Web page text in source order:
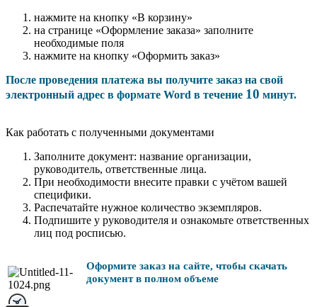
нажмите на кнопку «В корзину»
на странице «Оформление заказа» заполните
необходимые поля
нажмите на кнопку «Оформить заказ»
После проведения платежа вы получите заказ на свой
электронный адрес в формате Word в течение 10 минут.
Как работать с полученными документами
Заполните документ: название организации,
руководитель, ответственные лица.
При необходимости внесите правки с учётом вашей
специфики.
Распечатайте нужное количество экземпляров.
Подпишите у руководителя и ознакомьте ответственных
лиц под росписью.
Оформите заказ на сайте, чтобы скачать
документ в полном объеме